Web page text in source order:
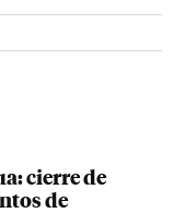
cierre de
de